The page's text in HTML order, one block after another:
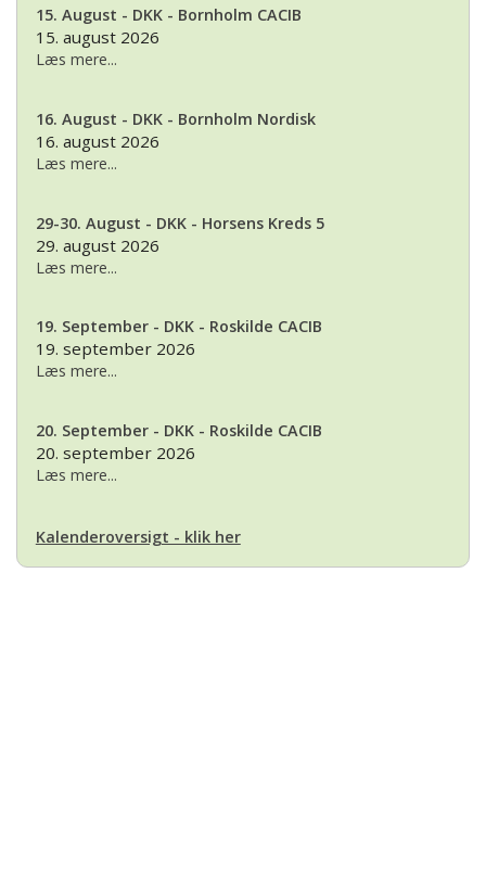
15. August - DKK - Bornholm CACIB
15. august 2026
Læs mere...
16. August - DKK - Bornholm Nordisk
16. august 2026
Læs mere...
29-30. August - DKK - Horsens Kreds 5
29. august 2026
Læs mere...
19. September - DKK - Roskilde CACIB
19. september 2026
Læs mere...
20. September - DKK - Roskilde CACIB
20. september 2026
Læs mere...
Kalenderoversigt - klik her